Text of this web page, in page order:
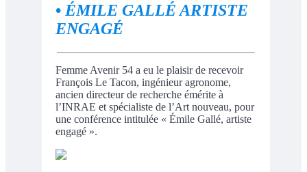
• ÉMILE GALLÉ ARTISTE
ENGAGÉ
Femme Avenir 54 a eu le plaisir de recevoir
François Le Tacon, ingénieur agronome,
ancien directeur de recherche émérite à
l’INRAE et spécialiste de l’Art nouveau, pour
une conférence intitulée « Émile Gallé, artiste
engagé ».